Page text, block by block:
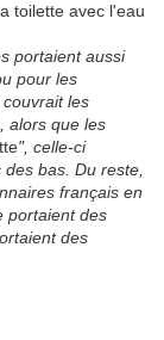
toilette avec l'eau
portaient aussi
pour les
les
alors que les
", celle-ci
bas. Du reste,
français en
portaient des
des